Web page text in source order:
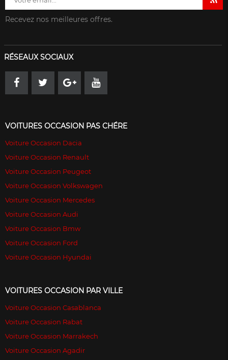
Recevez nos meilleures offres.
RÉSEAUX SOCIAUX
VOITURES OCCASION PAS CHÉRE
Voiture Occasion Dacia
Voiture Occasion Renault
Voiture Occasion Peugeot
Voiture Occasion Volkswagen
Voiture Occasion Mercedes
Voiture Occasion Audi
Voiture Occasion Bmw
Voiture Occasion Ford
Voiture Occasion Hyundai
VOITURES OCCASION PAR VILLE
Voiture Occasion Casablanca
Voiture Occasion Rabat
Voiture Occasion Marrakech
Voiture Occasion Agadir